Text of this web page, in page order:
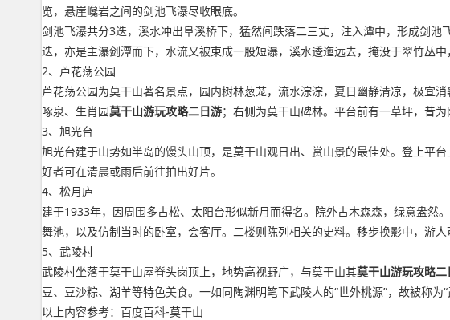
览，悬崖巉岩之间的剑池飞瀑尽收眼底。
剑池飞瀑共分3迭，溪水冲出阜溪桥下，猛然间跌落二三丈，注入潭中，形成剑
迭，亦是主瀑剑潭而下，水流又被束成一股短瀑，溪水逶迤远去，掩没于翠竹丛中
2、芦花荡公园
芦花荡公园为莫干山著名景点，园内树林葱茏，流水淙淙，夏日幽静清凉，极宜
啄泉、生肖园莫干山游玩攻略二日游；右侧为莫干山碑林。平台前有一草坪，昔为
3、旭光台
旭光台建于山势如半岛的馒头山顶，是莫干山观日出、赏山景的最佳处。登上平
好者可在清晨或雨后前往拍出好片。
4、松月庐
建于1933年，因周围多古松、太阳台形似新月而得名。院外古木森森，绿意盎
舞池，以及仿制当时的卧室，会客厅。二楼则陈列相关的史料。移步换影中，游人
5、武陵村
武陵村坐落于莫干山屋脊头岗顶上，地势高视野广，与莫干山其莫干山游玩攻略二
豆、豆沙粽、湖羊等特色美食。一如同陶渊明笔下武陵人的“世外桃源”，故被称为“
以上内容参考：百度百科-莫干山